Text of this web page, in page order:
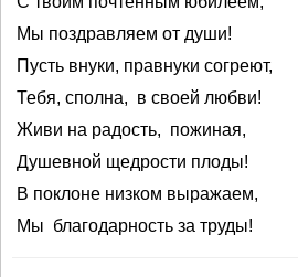
Мы поздравляем от души!
Пусть внуки, правнуки согреют,
Тебя, сполна, в своей любви!
Живи на радость, пожиная,
Душевной щедрости плоды!
В поклоне низком выражаем,
Мы благодарность за труды!